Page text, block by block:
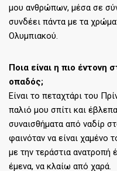
μου ανθρώπων, μέσα σε
συνδέει πάντα με τα
Ολυμπιακού.
Ποια είναι η πιο έντονη
οπαδός;
Είναι το πεταχτάρι του
παλιό μου σπίτι και
συναισθήματα από ναδίρ
φαινόταν να είναι χαμένο
με την τεράστια ανατροπή
έμενα, να κλαίω από χαρά.